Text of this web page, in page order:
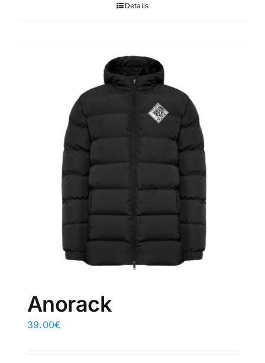
Details
Anorack
39.00€